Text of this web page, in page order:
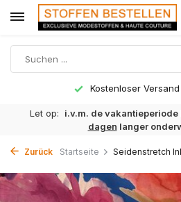
Kostenloser Versand
Let op: i.v.m. de vakantieperiode
dagen langer
Zurück Startseite Seidenstretch